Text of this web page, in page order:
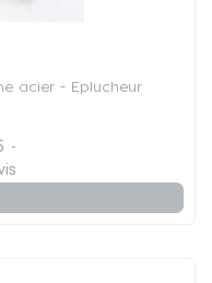
acier - Eplucheur
-